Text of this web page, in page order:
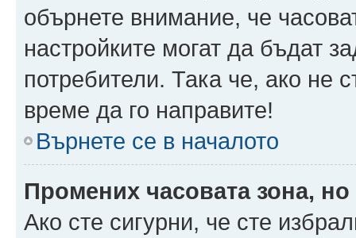
обърнете внимание, че
настройките могат да бъдат
потребители. Така че, ако не
време да го направите!
Върнете се в началото
Промених часовата зона,
Ако сте сигурни, че сте